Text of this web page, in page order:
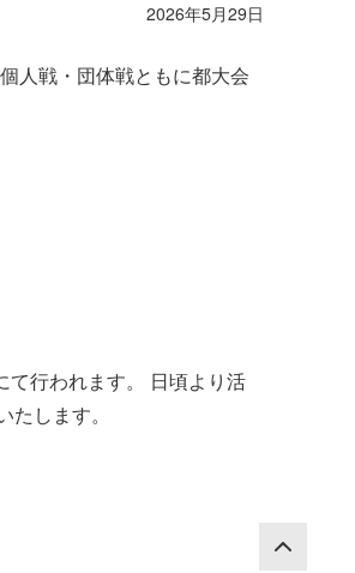
2026年5月29日
人戦・団体戦ともに都大会
行われます。 日頃より活
します。